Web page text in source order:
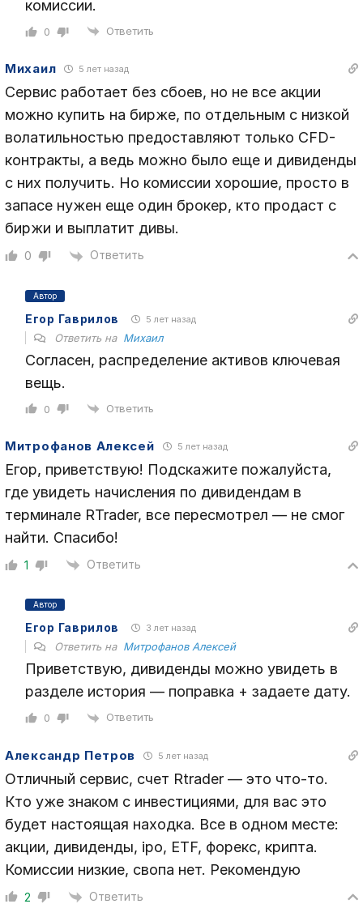
комиссии.
0 Ответить
Михаил 5 лет назад
Сервис работает без сбоев, но не все акции
можно купить на бирже, по отдельным с низкой
волатильностью предоставляют только CFD-
контракты, а ведь можно было еще и дивиденды
с них получить. Но комиссии хорошие, просто в
запасе нужен еще один брокер, кто продаст с
биржи и выплатит дивы.
0 Ответить
Автор
Егор Гаврилов 5 лет назад
Ответить на Михаил
Согласен, распределение активов ключевая
вещь.
0 Ответить
Митрофанов Алексей 5 лет назад
Егор, приветствую! Подскажите пожалуйста,
где увидеть начисления по дивидендам в
терминале RTrader, все пересмотрел — не смог
найти. Спасибо!
1 Ответить
Автор
Егор Гаврилов 3 лет назад
Ответить на Митрофанов Алексей
Приветствую, дивиденды можно увидеть в
разделе история — поправка + задаете дату.
0 Ответить
Александр Петров 5 лет назад
Отличный сервис, счет Rtrader — это что-то.
Кто уже знаком с инвестициями, для вас это
будет настоящая находка. Все в одном месте:
акции, дивиденды, ipo, ETF, форекс, крипта.
Комиссии низкие, свопа нет. Рекомендую
2 Ответить